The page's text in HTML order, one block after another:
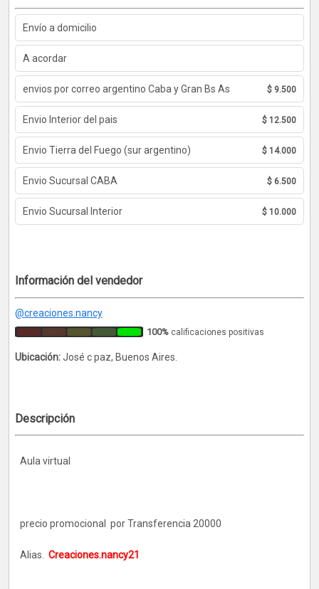
Envío a domicilio
A acordar
envios por correo argentino Caba y Gran Bs As $ 9.500
Envio Interior del pais $ 12.500
Envio Tierra del Fuego (sur argentino) $ 14.000
Envio Sucursal CABA $ 6.500
Envio Sucursal Interior $ 10.000
Información del vendedor
@creaciones.nancy
100% calificaciones positivas
Ubicación:José c paz, Buenos Aires.
Descripción
Aula virtual
precio promocional por Transferencia 20000
Alias. Creaciones.nancy21